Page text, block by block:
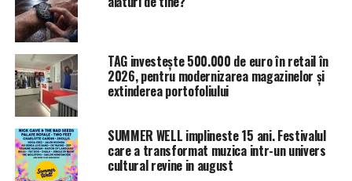
URMATORUL
O nouă țară va interzice mașinile DIESEL. Se întâmplă mai
repede decât se aștepta | Sibiul de AZI
NU RATATI
Marea Britanie anunță schimbări RADICALE după Brexit!
Lovitură dură pentru români: Cum vor fi afectați | Sibiul
de AZI
TAG investește 500.000 de euro în retail în
2026, pentru modernizarea magazinelor și
extinderea portofoliului
SUMMER WELL implineste 15 ani. Festivalul
care a transformat muzica intr-un univers
cultural revine in august